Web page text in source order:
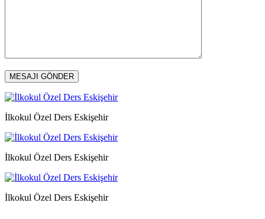
İlkokul Özel Ders Eskişehir
İlkokul Özel Ders Eskişehir
İlkokul Özel Ders Eskişehir